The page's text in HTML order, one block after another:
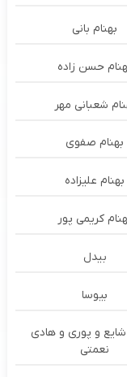
بهنام بانی
حسن زاده
شعبانی مهر
بهنام صفوی
بهنام علیزاده
کریمی پور
بیدل
بیوسا
شایع و پوری و هادی
نعمتی